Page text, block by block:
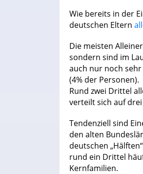
Wie bereits in der
deutschen Eltern
Die meisten
sondern sind im
auch nur noch
(4% der Personen).
Rund zwei Drittel
verteilt sich auf
Tendenziell sind
den alten
deutschen
rund ein Drittel
Kernfamilien.